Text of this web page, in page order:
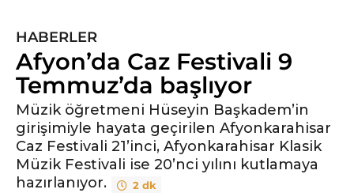
ı
l
ö
n
c
e
HABERLER
Afyon’da Caz Festivali 9
Temmuz’da başlıyor
Müzik öğretmeni Hüseyin Başkadem’in
girişimiyle hayata geçirilen Afyonkarahisar
Caz Festivali 21’inci, Afyonkarahisar Klasik
Müzik Festivali ise 20’nci yılını kutlamaya
hazırlanıyor.
2 dk